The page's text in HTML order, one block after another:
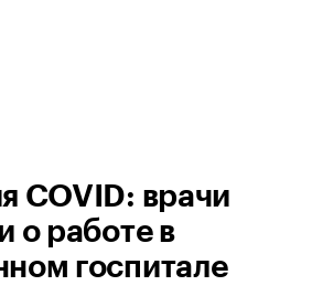
COVID: врачи
о работе в
госпитале